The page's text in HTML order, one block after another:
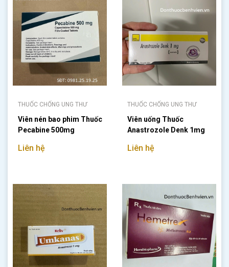
THUỐC CHỐNG UNG THƯ
Viên nén bao phim Thuốc
Pecabine 500mg
Liên hệ
THUỐC CHỐNG UNG THƯ
Viên uống Thuốc
Anastrozole Denk 1mg
Liên hệ